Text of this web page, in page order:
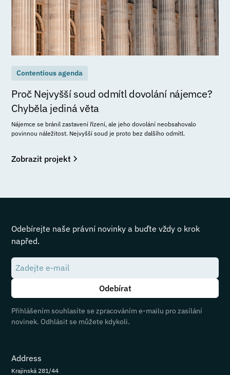
Contentious agenda
Proč Nejvyšší soud odmítl dovolání nájemce?
Chyběla jediná věta
Nájemce se bránil zastavení řízení, ale jeho dovolání neobsahovalo
povinnou náležitost. Nejvyšší soud je proto bez dalšího odmítl.
Zobrazit projekt
Odebírejte naše právní novinky a buďte vždy o krok
napřed.
Přihlášením souhlasíte se zpracováním e-mailu pro zasílání
novinek. Odhlásit se můžete kdykoli.
Address
Krajinská 281/44